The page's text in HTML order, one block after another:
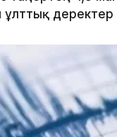
ұлттық